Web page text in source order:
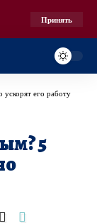
Принять
ускорят его работу
5